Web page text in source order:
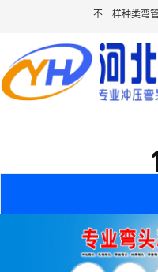
不一样种类弯